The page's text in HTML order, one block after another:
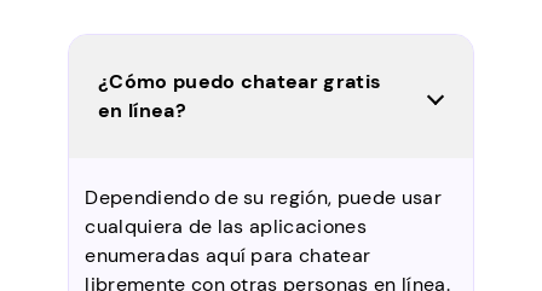
¿Cómo puedo chatear gratis
en línea?
Dependiendo de su región, puede usar
cualquiera de las aplicaciones
enumeradas aquí para chatear
libremente con otras personas en línea.